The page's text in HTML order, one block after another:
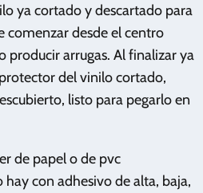
ya cortado y descartado para
comenzar desde el centro
producir arrugas. Al finalizar ya
del vinilo cortado,
listo para pegarlo en
de papel o de pvc
con adhesivo de alta, baja,